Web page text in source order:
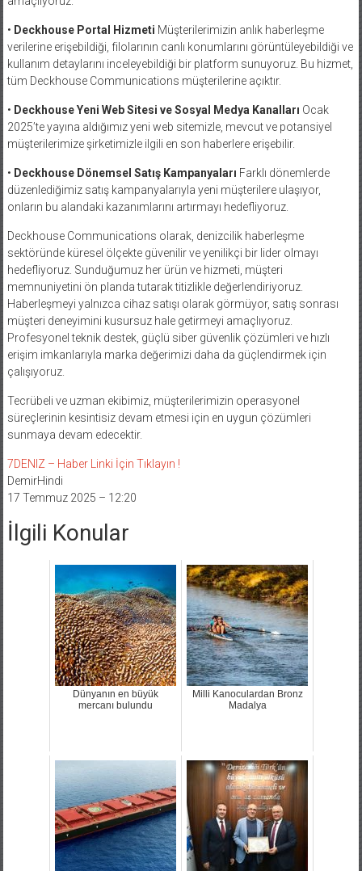
amaçlıyoruz.
Müşterilerimizin anlık haberleşme
verilerine erişebildiği, filolarının canlı konumlarını görüntüleyebildiği ve
kullanım detaylarını inceleyebildiği bir platform sunuyoruz. Bu hizmet,
tüm Deckhouse Communications müşterilerine açıktır.
Deckhouse Yeni Web Sitesi ve Sosyal Medya Kanalları
2025’te yayına aldığımız yeni web sitemizle, mevcut ve potansiyel
müşterilerimize şirketimizle ilgili en son haberlere erişebilir.
Deckhouse Dönemsel Satış Kampanyaları
düzenlediğimiz satış kampanyalarıyla yeni müşterilere ulaşıyor,
onların bu alandaki kazanımlarını artırmayı hedefliyoruz.
Deckhouse Communications olarak, denizcilik haberleşme
sektöründe küresel ölçekte güvenilir ve yenilikçi bir lider olmayı
hedefliyoruz. Sunduğumuz her ürün ve hizmeti, müşteri
memnuniyetini ön planda tutarak titizlikle değerlendiriyoruz.
Haberleşmeyi yalnızca cihaz satışı olarak görmüyor, satış sonrası
müşteri deneyimini kusursuz hale getirmeyi amaçlıyoruz.
Profesyonel teknik destek, güçlü siber güvenlik çözümleri ve hızlı
erişim imkanlarıyla marka değerimizi daha da güçlendirmek için
çalışıyoruz.
Tecrübeli ve uzman ekibimiz, müşterilerimizin operasyonel
süreçlerinin kesintisiz devam etmesi için en uygun çözümleri
sunmaya devam edecektir.
7DENIZ – Haber Linki İçin Tıklayın !
İlgili Konular
Dünyanın en büyük
Milli Kanoculardan Bronz